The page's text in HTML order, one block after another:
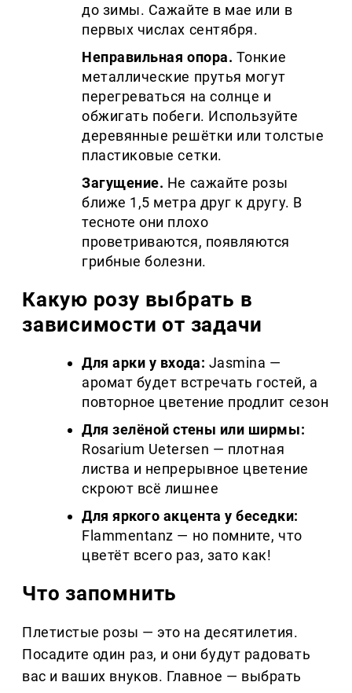
до зимы. Сажайте в мае или в
первых числах сентября.
Неправильная опора. Тонкие
металлические прутья могут
перегреваться на солнце и
обжигать побеги. Используйте
деревянные решётки или толстые
пластиковые сетки.
Загущение. Не сажайте розы
ближе 1,5 метра друг к другу. В
тесноте они плохо
проветриваются, появляются
грибные болезни.
Какую розу выбрать в
зависимости от задачи
Для арки у входа: Jasmina —
аромат будет встречать гостей, а
повторное цветение продлит сезон
Для зелёной стены или ширмы:
Rosarium Uetersen — плотная
листва и непрерывное цветение
скроют всё лишнее
Для яркого акцента у беседки:
Flammentanz — но помните, что
цветёт всего раз, зато как!
Что запомнить
Плетистые розы — это на десятилетия.
Посадите один раз, и они будут радовать
вас и ваших внуков. Главное — выбрать